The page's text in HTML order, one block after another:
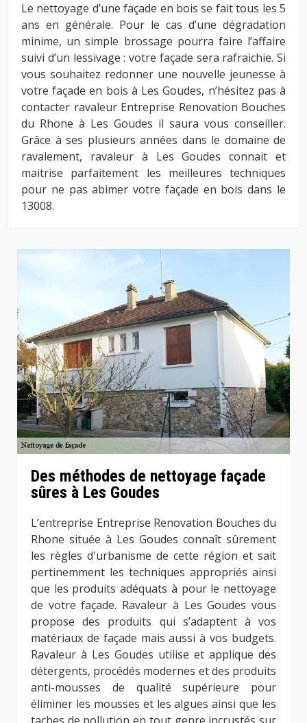
Le nettoyage d’une façade en bois se fait tous les 5
ans en générale. Pour le cas d’une dégradation
minime, un simple brossage pourra faire l’affaire
suivi d’un lessivage : votre façade sera rafraichie. Si
vous souhaitez redonner une nouvelle jeunesse à
votre façade en bois à Les Goudes, n’hésitez pas à
contacter ravaleur Entreprise Renovation Bouches
du Rhone à Les Goudes il saura vous conseiller.
Grâce à ses plusieurs années dans le domaine de
ravalement, ravaleur à Les Goudes connait et
maitrise parfaitement les meilleures techniques
pour ne pas abimer votre façade en bois dans le
13008.
Des méthodes de nettoyage façade
sûres à Les Goudes
L’entreprise Entreprise Renovation Bouches du
Rhone située à Les Goudes connaît sûrement
les règles d'urbanisme de cette région et sait
pertinemment les techniques appropriés ainsi
que les produits adéquats à pour le nettoyage
de votre façade. Ravaleur à Les Goudes vous
propose des produits qui s’adaptent à vos
matériaux de façade mais aussi à vos budgets.
Ravaleur à Les Goudes utilise et applique des
détergents, procédés modernes et des produits
anti-mousses de qualité supérieure pour
éliminer les mousses et les algues ainsi que les